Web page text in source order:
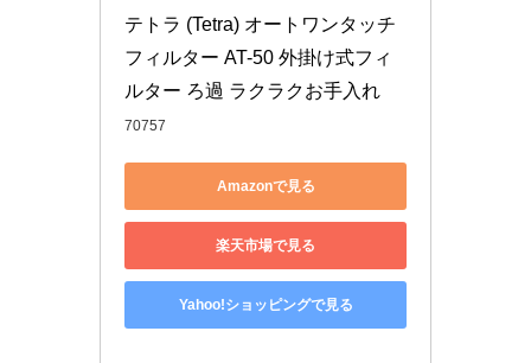
テトラ (Tetra) オートワンタッチ
フィルター AT-50 外掛け式フィ
ルター ろ過 ラクラクお手入れ
70757
Amazonで見る
楽天市場で見る
Yahoo!ショッピングで見る